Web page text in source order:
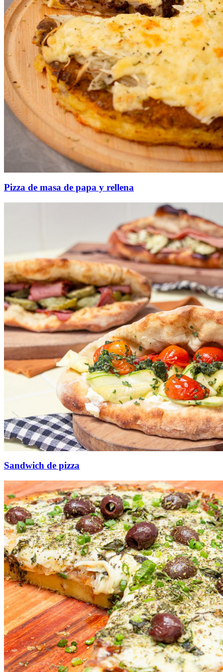
Pizza de masa de papa y rellena
Sandwich de pizza